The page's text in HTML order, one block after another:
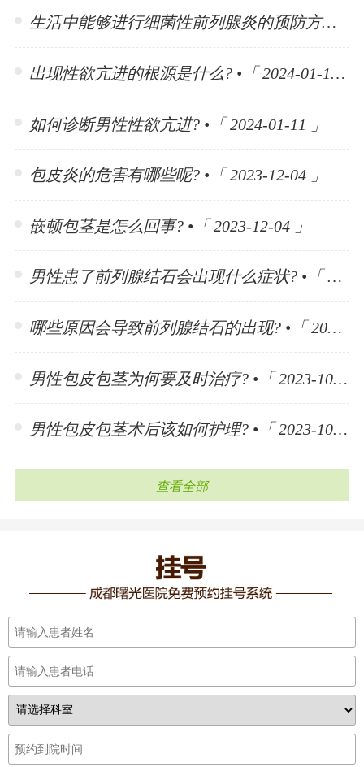
生活中能够进行细菌性前列腺炎的预防方法有哪些? •「 2024-01-15 」
出现性欲亢进的根源是什么? •「 2024-01-11 」
如何诊断男性性欲亢进? •「 2024-01-11 」
包皮炎的危害有哪些呢? •「 2023-12-04 」
嵌顿包茎是怎么回事? •「 2023-12-04 」
男性患了前列腺结石会出现什么症状? •「 2023-11-10 」
哪些原因会导致前列腺结石的出现? •「 2023-11-10 」
男性包皮包茎为何要及时治疗? •「 2023-10-30 」
男性包皮包茎术后该如何护理? •「 2023-10-30 」
查看全部